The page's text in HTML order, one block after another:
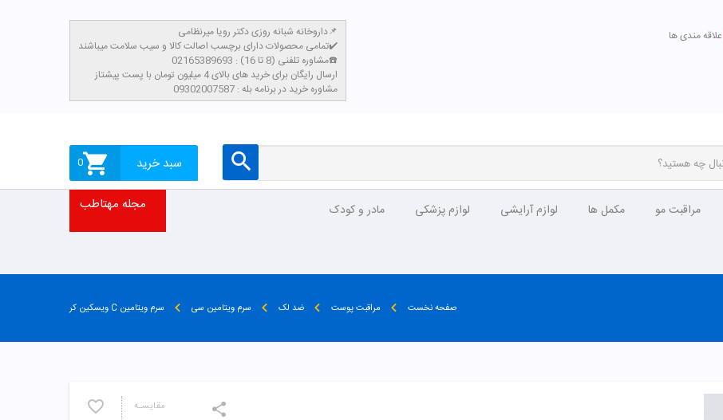
علاقه مندی ها
داروخانه شبانه روزی دکتر رویا میرنظامی📌
تمامی محصولات دارای برچسب اصالت کالا و سیب سلامت میباشند✔️
مشاوره تلفنی (8 تا 16) : 02165389693☎️
​ارسال رایگان برای خرید های بالای 4 میلیون تومان با پست پیشتاز
مشاوره خرید در برنامه بله : 09302007587
سبد خرید 0
مراقبت مو مکمل ها لوازم آرایشی لوازم پزشکی مادر و کودک مجله مهتاطب
صفحه نخست مراقبت پوست ضد لک سرم ویتامین سی سرم ویتامین C ویسکین کر
مقایسـه